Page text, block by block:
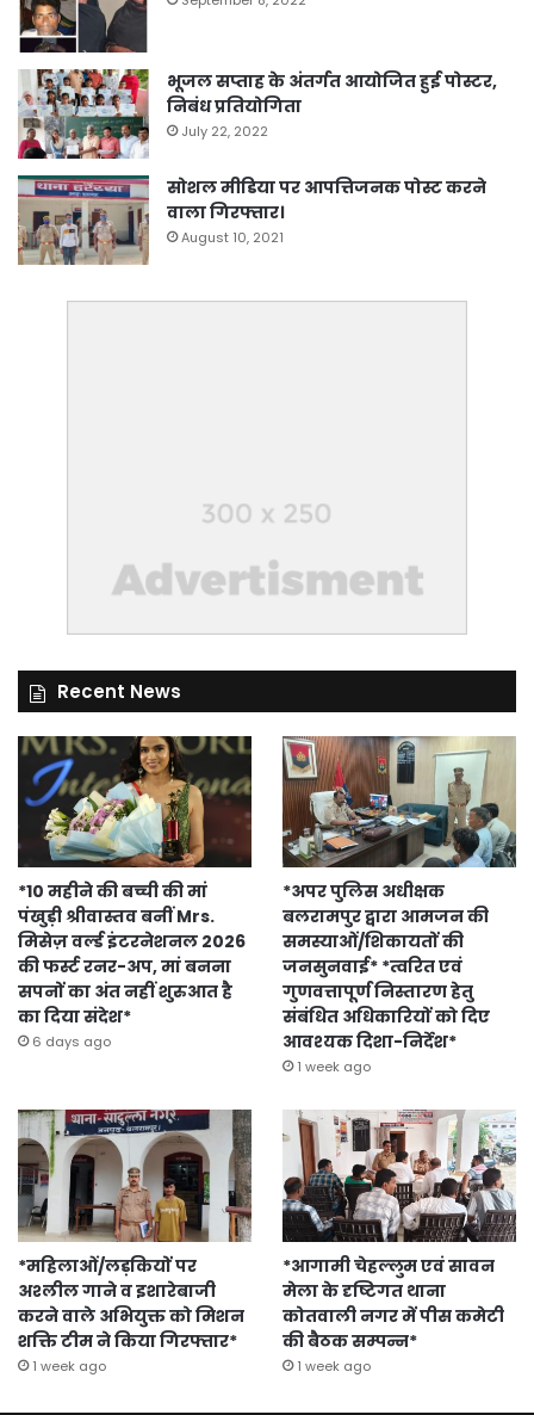
भूजल सप्ताह के अंतर्गत आयोजित हुई पोस्टर,
निबंध प्रतियोगिता
July 22, 2022
सोशल मीडिया पर आपत्तिजनक पोस्ट करने
वाला गिरफ्तार।
August 10, 2021
Recent News
*10 महीने की बच्ची की मां
पंखुड़ी श्रीवास्तव बनीं Mrs.
मिसेज़ वर्ल्ड इंटरनेशनल 2026
की फर्स्ट रनर-अप, मां बनना
सपनों का अंत नहीं शुरुआत है
का दिया संदेश*
6 days ago
*अपर पुलिस अधीक्षक
बलरामपुर द्वारा आमजन की
समस्याओं/शिकायतों की
जनसुनवाई* *त्वरित एवं
गुणवत्तापूर्ण निस्तारण हेतु
संबंधित अधिकारियों को दिए
आवश्यक दिशा-निर्देश*
1 week ago
*महिलाओं/लड़कियों पर
अश्लील गाने व इशारेबाजी
करने वाले अभियुक्त को मिशन
शक्ति टीम ने किया गिरफ्तार*
1 week ago
*आगामी चेहल्लुम एवं सावन
मेला के दृष्टिगत थाना
कोतवाली नगर में पीस कमेटी
की बैठक सम्पन्न*
1 week ago